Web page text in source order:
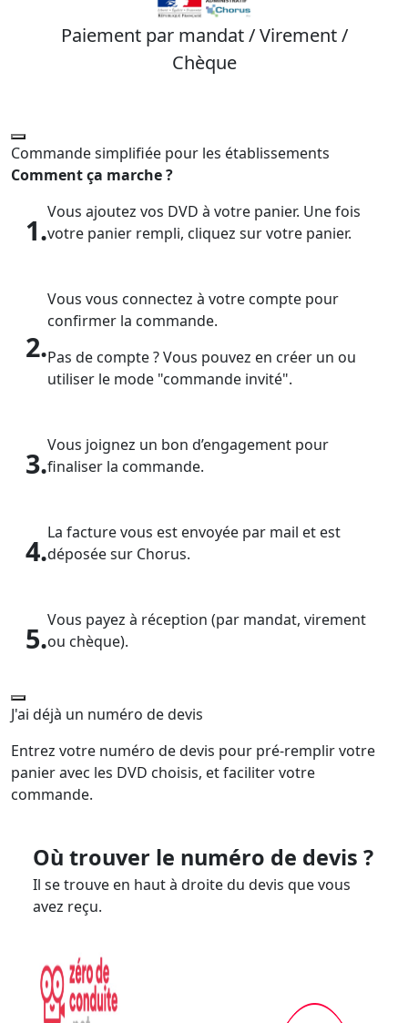
Paiement par mandat / Virement /
Chèque
Commande simplifiée pour les établissements
Comment ça marche ?
1.
Vous ajoutez vos DVD à votre panier. Une fois
votre panier rempli, cliquez sur votre panier.
2.
Vous vous connectez à votre compte pour
confirmer la commande.
Pas de compte ? Vous pouvez en créer un ou
utiliser le mode "commande invité".
3.
Vous joignez un bon d’engagement pour
finaliser la commande.
4.
La facture vous est envoyée par mail et est
déposée sur Chorus.
5.
Vous payez à réception (par mandat, virement
ou chèque).
J'ai déjà un numéro de devis
Entrez votre numéro de devis pour pré-remplir votre
panier avec les DVD choisis, et faciliter votre
commande.
Où trouver le numéro de devis ?
Il se trouve en haut à droite du devis que vous
avez reçu.